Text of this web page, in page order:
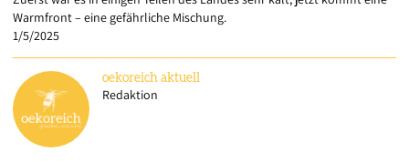
Warmfront – eine gefährliche Mischung.
1/5/2025
oekoreich aktuell
Redaktion